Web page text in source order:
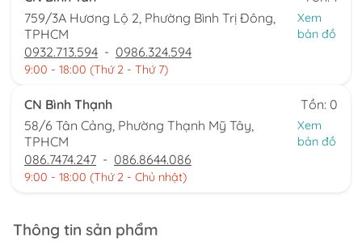
759/3A Hương Lộ 2, Phường Bình Trị Đông,
TPHCM
Xem
bản đồ
0932.713.594 - 0986.324.594
9:00 - 18:00 (Thứ 2 - Thứ 7)
CN Bình Thạnh
Tồn: 0
58/6 Tân Cảng, Phường Thạnh Mỹ Tây,
TPHCM
Xem
bản đồ
086.7474.247 - 086.8644.086
9:00 - 18:00 (Thứ 2 - Chủ nhật)
Thông tin sản phẩm